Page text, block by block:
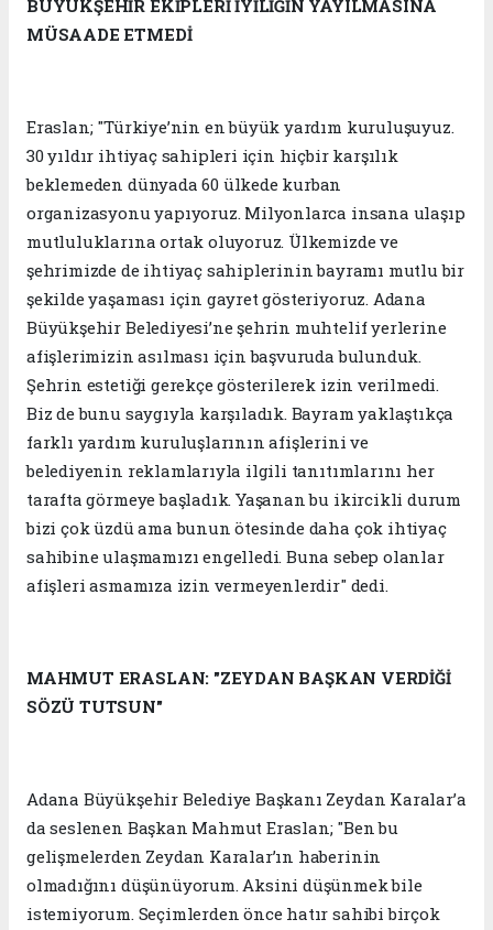
BÜYÜKŞEHİR EKİPLERİ İYİLİĞİN YAYILMASINA
MÜSAADE ETMEDİ
Eraslan; "Türkiye’nin en büyük yardım kuruluşuyuz.
30 yıldır ihtiyaç sahipleri için hiçbir karşılık
beklemeden dünyada 60 ülkede kurban
organizasyonu yapıyoruz. Milyonlarca insana ulaşıp
mutluluklarına ortak oluyoruz. Ülkemizde ve
şehrimizde de ihtiyaç sahiplerinin bayramı mutlu bir
şekilde yaşaması için gayret gösteriyoruz. Adana
Büyükşehir Belediyesi’ne şehrin muhtelif yerlerine
afişlerimizin asılması için başvuruda bulunduk.
Şehrin estetiği gerekçe gösterilerek izin verilmedi.
Biz de bunu saygıyla karşıladık. Bayram yaklaştıkça
farklı yardım kuruluşlarının afişlerini ve
belediyenin reklamlarıyla ilgili tanıtımlarını her
tarafta görmeye başladık. Yaşanan bu ikircikli durum
bizi çok üzdü ama bunun ötesinde daha çok ihtiyaç
sahibine ulaşmamızı engelledi. Buna sebep olanlar
afişleri asmamıza izin vermeyenlerdir" dedi.
MAHMUT ERASLAN: "ZEYDAN BAŞKAN VERDİĞİ
SÖZÜ TUTSUN"
Adana Büyükşehir Belediye Başkanı Zeydan Karalar’a
da seslenen Başkan Mahmut Eraslan; "Ben bu
gelişmelerden Zeydan Karalar’ın haberinin
olmadığını düşünüyorum. Aksini düşünmek bile
istemiyorum. Seçimlerden önce hatır sahibi birçok